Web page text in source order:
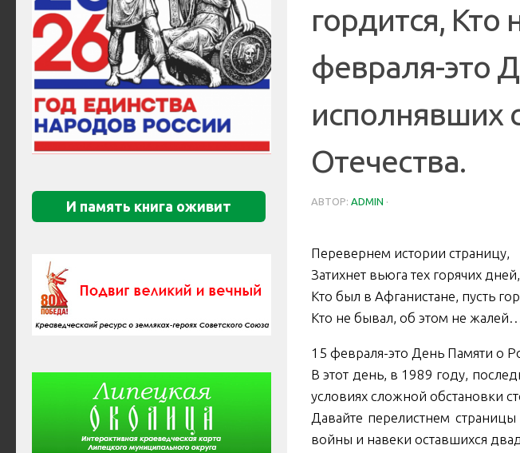
гордится,
февраля-это
исполнявших
Отечества.
АВТОР: ADMIN ·
Перевернем истории страницу,
Затихнет вьюга тех горячих дней,
Кто был в Афганистане, пусть
Кто не бывал, об этом не
15 февраля-это День Памяти о
В этот день, в 1989 году,
условиях сложной обстановки
Давайте перелистнем
войны и навеки оставшихся
И память книга оживит